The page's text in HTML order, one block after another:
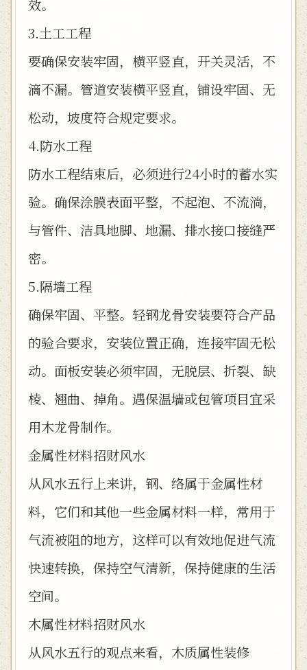
效。
3.土工工程
要确保安装牢固，横平竖直，开关灵活，不
滴不漏。管道安装横平竖直，铺设牢固、无
松动，坡度符合规定要求。
4.防水工程
防水工程结束后，必须进行24小时的蓄水实
验。确保涂膜表面平整，不起泡、不流淌，
与管件、洁具地脚、地漏、排水接口接缝严
密。
5.隔墙工程
确保牢固、平整。轻钢龙骨安装要符合产品
的验合要求，安装位置正确，连接牢固无松
动。面板安装必须牢固，无脱层、折裂、缺
棱、翘曲、掉角。遇保温墙或包管项目宜采
用木龙骨制作。
金属性材料招财风水
从风水五行上来讲，钢、络属于金属性材
料，它们和其他一些金属材料一样，常用于
气流被阻的地方，这样可以有效地促进气流
快速转换，保持空气清新，保持健康的生活
空间。
木属性材料招财风水
从风水五行的观点来看，木质属性装修